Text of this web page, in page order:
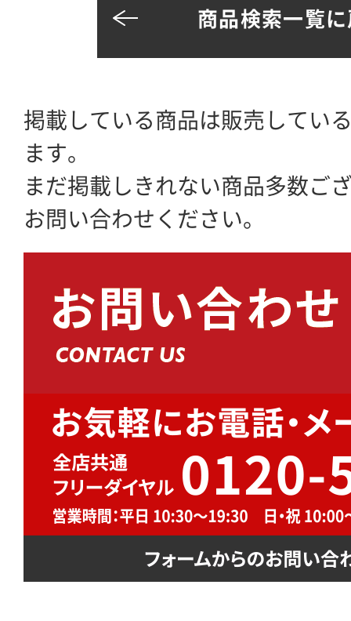
商品検索一覧
掲載している商品は販売してい
ます。
まだ掲載しきれない商品多数ご
お問い合わせください。